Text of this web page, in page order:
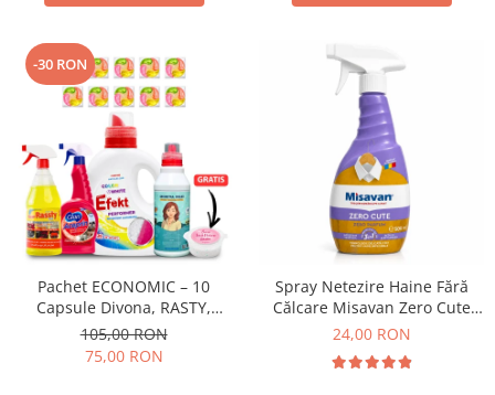
-30 RON
Pachet ECONOMIC – 10
Capsule Divona, RASTY,
ACEPRIN, Efekt, Secretul Deliei
+ Sare Inalbire GRATIS
105,00 RON
75,00 RON
Spray Netezire Haine Fără
Călcare Misavan Zero Cute
Zero Parfum 500 ml
24,00 RON